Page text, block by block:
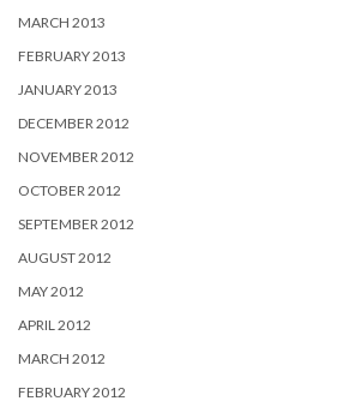
MARCH 2013
FEBRUARY 2013
JANUARY 2013
DECEMBER 2012
NOVEMBER 2012
OCTOBER 2012
SEPTEMBER 2012
AUGUST 2012
MAY 2012
APRIL 2012
MARCH 2012
FEBRUARY 2012